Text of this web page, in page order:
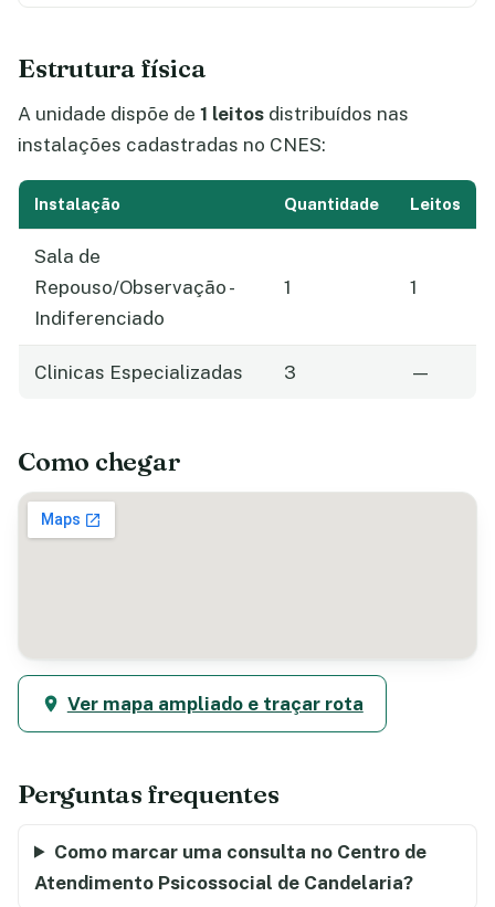
Estrutura física
A unidade dispõe de 1 leitos distribuídos nas
instalações cadastradas no CNES:
Instalação Quantidade Leitos
Sala de
Repouso/Observação -
Indiferenciado
1 1
Clinicas Especializadas 3 —
Como chegar
Ver mapa ampliado e traçar rota
Perguntas frequentes
Como marcar uma consulta no Centro de
Atendimento Psicossocial de Candelaria?